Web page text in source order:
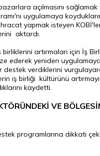
açılmasını sağlamak
uygulamaya
yapmak isteyen
aktardı.
artırmaları için İş
ederek yeniden uygulamaya
verdiklerini
iş birliği kültürünü
kaydetti.
VE
programlarına dikkati